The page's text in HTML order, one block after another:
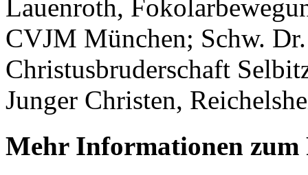
Lauenroth,
CVJM München; Schw.
Christusbruderschaft
Junger Christen,
Mehr Informationen zum